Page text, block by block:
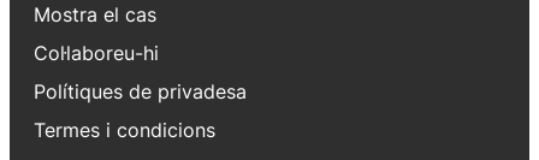
Mostra el cas
Col·laboreu-hi
Polítiques de privadesa
Termes i condicions